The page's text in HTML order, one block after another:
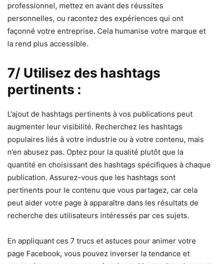
professionnel, mettez en avant des réussites
personnelles, ou racontez des expériences qui ont
façonné votre entreprise. Cela humanise votre marque et
la rend plus accessible.
7/ Utilisez des hashtags
pertinents :
L’ajout de hashtags pertinents à vos publications peut
augmenter leur visibilité. Recherchez les hashtags
populaires liés à votre industrie ou à votre contenu, mais
n’en abusez pas. Optez pour la qualité plutôt que la
quantité en choisissant des hashtags spécifiques à chaque
publication. Assurez-vous que les hashtags sont
pertinents pour le contenu que vous partagez, car cela
peut aider votre page à apparaître dans les résultats de
recherche des utilisateurs intéressés par ces sujets.
En appliquant ces 7 trucs et astuces pour animer votre
page Facebook, vous pouvez inverser la tendance et